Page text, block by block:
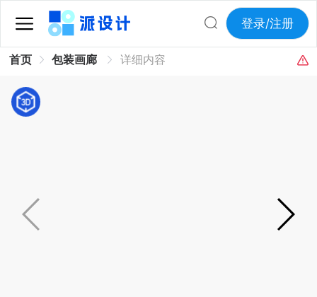
登录/注册
首页 包装画廊 详细内容